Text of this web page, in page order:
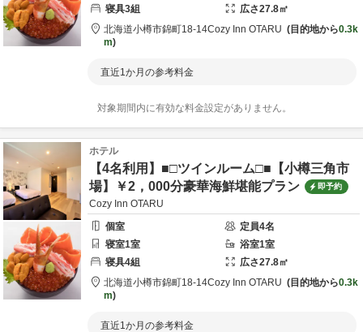
寝具3組 広さ27.8㎡
北海道小樽市錦町18-14Cozy Inn OTARU 目的地から0.3k
m
直近1か月の参考料金
対象期間内に有効な料金設定がありません。
ホテル
【4名利用】■□ツインルーム□■【小樽三角市
場】￥2，000分豪華海鮮堪能プラン
即予約
Cozy Inn OTARU
個室
定員4名
寝室1室 浴室1室
寝具4組 広さ27.8㎡
北海道小樽市錦町18-14Cozy Inn OTARU 目的地から0.3k
m
直近1か月の参考料金